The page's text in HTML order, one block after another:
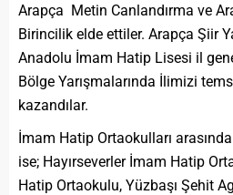
Arapça Metin Canlandırma ve
Birincilik elde ettiler. Arapça Şiir
Anadolu İmam Hatip Lisesi il
Bölge Yarışmalarında İlimizi
kazandılar.
İmam Hatip Ortaokulları
ise; Hayırseverler İmam Hatip
Hatip Ortaokulu, Yüzbaşı Şehit